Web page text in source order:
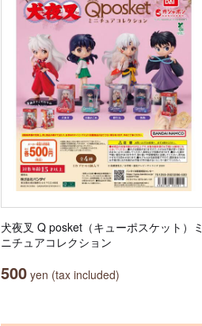
犬夜叉 Q posket（キューポスケット）ミ
ニチュアコレクション
500 yen (tax included)